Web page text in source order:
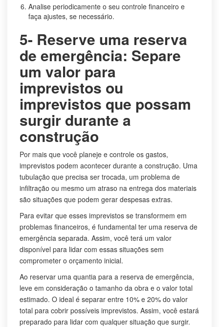
Analise periodicamente o seu controle financeiro e
faça ajustes, se necessário.
5- Reserve uma reserva
de emergência: Separe
um valor para
imprevistos ou
imprevistos que possam
surgir durante a
construção
Por mais que você planeje e controle os gastos,
imprevistos podem acontecer durante a construção. Uma
tubulação que precisa ser trocada, um problema de
infiltração ou mesmo um atraso na entrega dos materiais
são situações que podem gerar despesas extras.
Para evitar que esses imprevistos se transformem em
problemas financeiros, é fundamental ter uma reserva de
emergência separada. Assim, você terá um valor
disponível para lidar com essas situações sem
comprometer o orçamento inicial.
Ao reservar uma quantia para a reserva de emergência,
leve em consideração o tamanho da obra e o valor total
estimado. O ideal é separar entre 10% e 20% do valor
total para cobrir possíveis imprevistos. Assim, você estará
preparado para lidar com qualquer situação que surgir.